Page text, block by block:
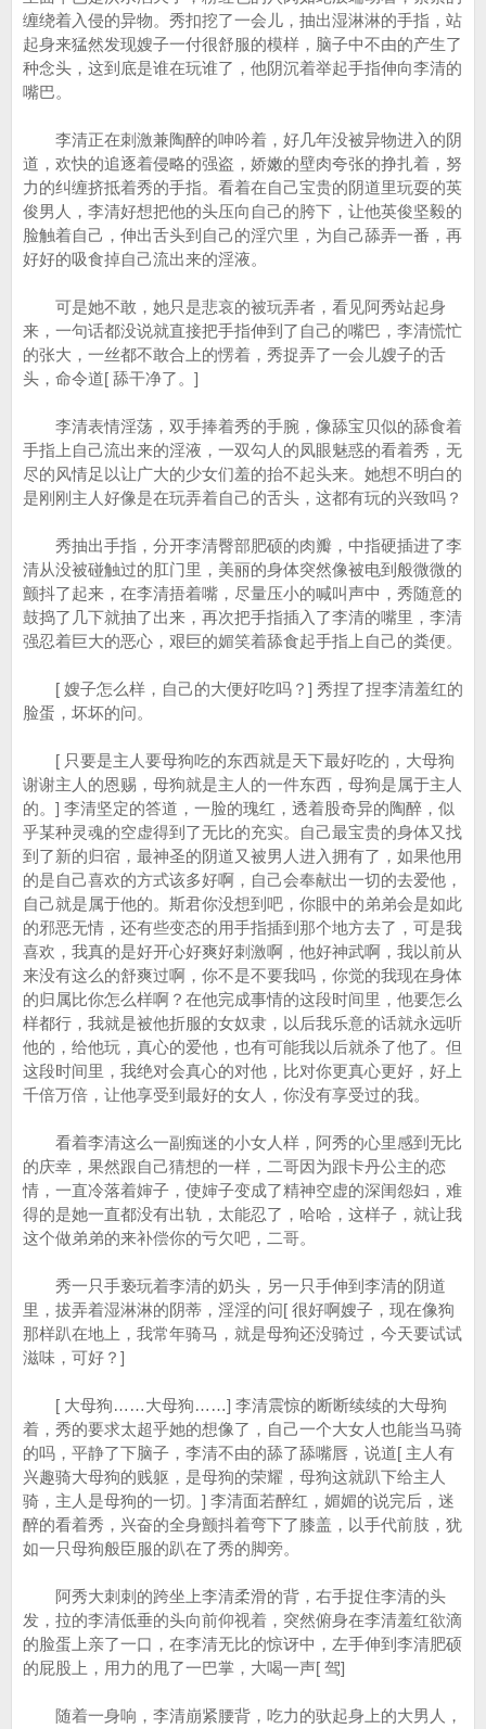
缠绕着入侵的异物。秀扣挖了一会儿，抽出湿淋淋的手指，站
起身来猛然发现嫂子一付很舒服的模样，脑子中不由的产生了
种念头，这到底是谁在玩谁了，他阴沉着举起手指伸向李清的
嘴巴。
李清正在刺激兼陶醉的呻吟着，好几年没被异物进入的阴
道，欢快的追逐着侵略的强盗，娇嫩的壁肉夸张的挣扎着，努
力的纠缠挤抵着秀的手指。看着在自己宝贵的阴道里玩耍的英
俊男人，李清好想把他的头压向自己的胯下，让他英俊坚毅的
脸触着自己，伸出舌头到自己的淫穴里，为自己舔弄一番，再
好好的吸食掉自己流出来的淫液。
可是她不敢，她只是悲哀的被玩弄者，看见阿秀站起身
来，一句话都没说就直接把手指伸到了自己的嘴巴，李清慌忙
的张大，一丝都不敢合上的愣着，秀捉弄了一会儿嫂子的舌
头，命令道[ 舔干净了。]
李清表情淫荡，双手捧着秀的手腕，像舔宝贝似的舔食着
手指上自己流出来的淫液，一双勾人的凤眼魅惑的看着秀，无
尽的风情足以让广大的少女们羞的抬不起头来。她想不明白的
是刚刚主人好像是在玩弄着自己的舌头，这都有玩的兴致吗？
秀抽出手指，分开李清臀部肥硕的肉瓣，中指硬插进了李
清从没被碰触过的肛门里，美丽的身体突然像被电到般微微的
颤抖了起来，在李清捂着嘴，尽量压小的喊叫声中，秀随意的
鼓捣了几下就抽了出来，再次把手指插入了李清的嘴里，李清
强忍着巨大的恶心，艰巨的媚笑着舔食起手指上自己的粪便。
[ 嫂子怎么样，自己的大便好吃吗？] 秀捏了捏李清羞红的
脸蛋，坏坏的问。
[ 只要是主人要母狗吃的东西就是天下最好吃的，大母狗
谢谢主人的恩赐，母狗就是主人的一件东西，母狗是属于主人
的。] 李清坚定的答道，一脸的瑰红，透着股奇异的陶醉，似
乎某种灵魂的空虚得到了无比的充实。自己最宝贵的身体又找
到了新的归宿，最神圣的阴道又被男人进入拥有了，如果他用
的是自己喜欢的方式该多好啊，自己会奉献出一切的去爱他，
自己就是属于他的。斯君你没想到吧，你眼中的弟弟会是如此
的邪恶无情，还有些变态的用手指插到那个地方去了，可是我
喜欢，我真的是好开心好爽好刺激啊，他好神武啊，我以前从
来没有这么的舒爽过啊，你不是不要我吗，你觉的我现在身体
的归属比你怎么样啊？在他完成事情的这段时间里，他要怎么
样都行，我就是被他折服的女奴隶，以后我乐意的话就永远听
他的，给他玩，真心的爱他，也有可能我以后就杀了他了。但
这段时间里，我绝对会真心的对他，比对你更真心更好，好上
千倍万倍，让他享受到最好的女人，你没有享受过的我。
看着李清这么一副痴迷的小女人样，阿秀的心里感到无比
的庆幸，果然跟自己猜想的一样，二哥因为跟卡丹公主的恋
情，一直冷落着婶子，使婶子变成了精神空虚的深闺怨妇，难
得的是她一直都没有出轨，太能忍了，哈哈，这样子，就让我
这个做弟弟的来补偿你的亏欠吧，二哥。
秀一只手亵玩着李清的奶头，另一只手伸到李清的阴道
里，拔弄着湿淋淋的阴蒂，淫淫的问[ 很好啊嫂子，现在像狗
那样趴在地上，我常年骑马，就是母狗还没骑过，今天要试试
滋味，可好？]
[ 大母狗……大母狗……] 李清震惊的断断续续的大母狗
着，秀的要求太超乎她的想像了，自己一个大女人也能当马骑
的吗，平静了下脑子，李清不由的舔了舔嘴唇，说道[ 主人有
兴趣骑大母狗的贱躯，是母狗的荣耀，母狗这就趴下给主人
骑，主人是母狗的一切。] 李清面若醉红，媚媚的说完后，迷
醉的看着秀，兴奋的全身颤抖着弯下了膝盖，以手代前肢，犹
如一只母狗般臣服的趴在了秀的脚旁。
阿秀大刺刺的跨坐上李清柔滑的背，右手捉住李清的头
发，拉的李清低垂的头向前仰视着，突然俯身在李清羞红欲滴
的脸蛋上亲了一口，在李清无比的惊讶中，左手伸到李清肥硕
的屁股上，用力的甩了一巴掌，大喝一声[ 驾]
随着一身响，李清崩紧腰背，吃力的驮起身上的大男人，